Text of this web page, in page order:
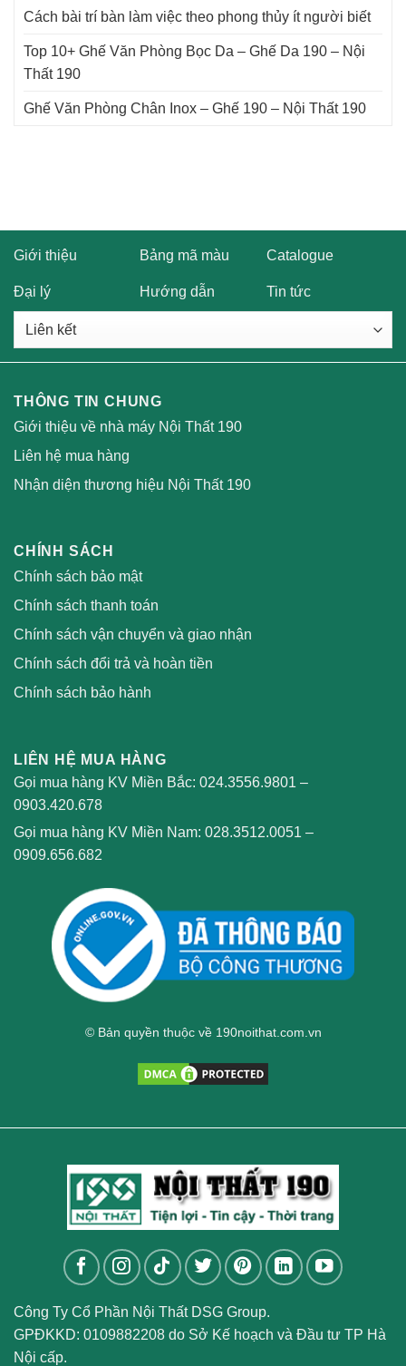
Cách bài trí bàn làm việc theo phong thủy ít người biết
Top 10+ Ghế Văn Phòng Bọc Da – Ghế Da 190 – Nội
Thất 190
Ghế Văn Phòng Chân Inox – Ghế 190 – Nội Thất 190
Giới thiệu Bảng mã màu Catalogue
Đại lý Hướng dẫn Tin tức
THÔNG TIN CHUNG
Giới thiệu về nhà máy Nội Thất 190
Liên hệ mua hàng
Nhận diện thương hiệu Nội Thất 190
CHÍNH SÁCH
Chính sách bảo mật
Chính sách thanh toán
Chính sách vận chuyển và giao nhận
Chính sách đổi trả và hoàn tiền
Chính sách bảo hành
LIÊN HỆ MUA HÀNG
Gọi mua hàng KV Miền Bắc: 024.3556.9801 –
0903.420.678
Gọi mua hàng KV Miền Nam: 028.3512.0051 –
0909.656.682
© Bản quyền thuộc về 190noithat.com.vn
Công Ty Cổ Phần Nội Thất DSG Group.
GPĐKKD: 0109882208 do Sở Kế hoạch và Đầu tư TP Hà
Nội cấp.